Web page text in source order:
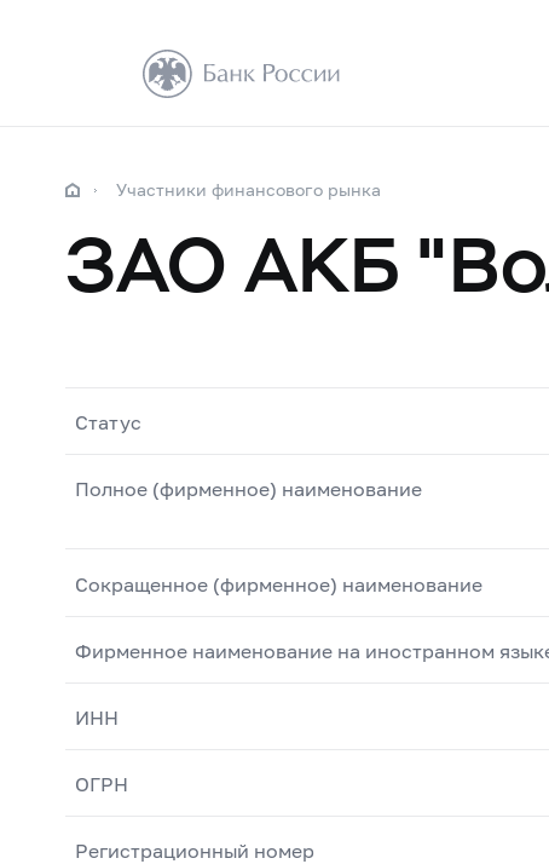
Участники финансового рынка
ЗАО АКБ
Статус
Полное (фирменное) наименование
Сокращенное (фирменное) наименование
Фирменное наименование на иностранном
ИНН
ОГРН
Регистрационный номер